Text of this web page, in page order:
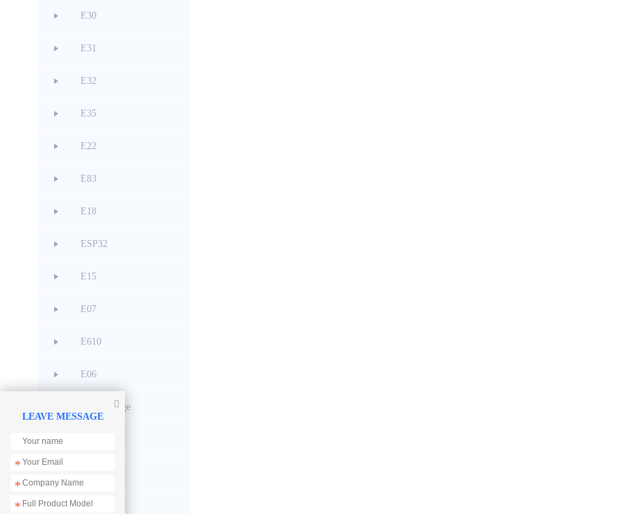
E30
E31
E32
E35
E22
E83
E18
ESP32
E15
E07
E610
E06
CC Debugge
E53

LEAVE MESSAGE
*
*
*